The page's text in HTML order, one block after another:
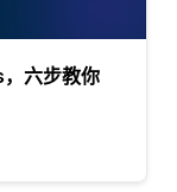
六步教你